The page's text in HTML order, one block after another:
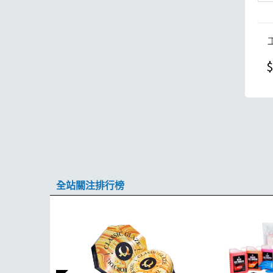
全站關注排行榜